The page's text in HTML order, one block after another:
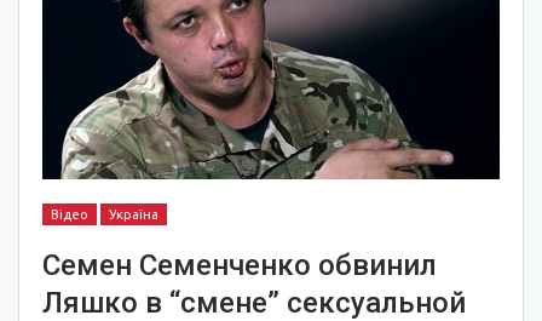
Відео Україна
Семен Семенченко обвинил
Ляшко в “смене” сексуальной